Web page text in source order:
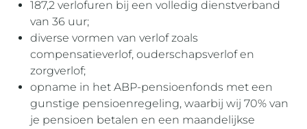
187,2 verlofuren bij een volledig dienstverband
van 36 uur;
diverse vormen van verlof zoals
compensatieverlof, ouderschapsverlof en
zorgverlof;
opname in het ABP-pensioenfonds met een
gunstige pensioenregeling, waarbij wij 70% van
je pensioen betalen en een maandelijkse